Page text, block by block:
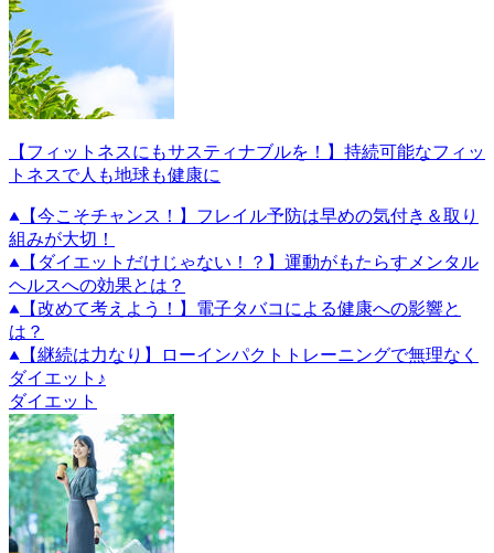
【フィットネスにもサスティナブルを！】持続可能なフィッ
トネスで人も地球も健康に
【今こそチャンス！】フレイル予防は早めの気付き＆取り
組みが大切！
【ダイエットだけじゃない！？】運動がもたらすメンタル
ヘルスへの効果とは？
【改めて考えよう！】電子タバコによる健康への影響と
は？
【継続は力なり】ローインパクトトレーニングで無理なく
ダイエット♪
ダイエット